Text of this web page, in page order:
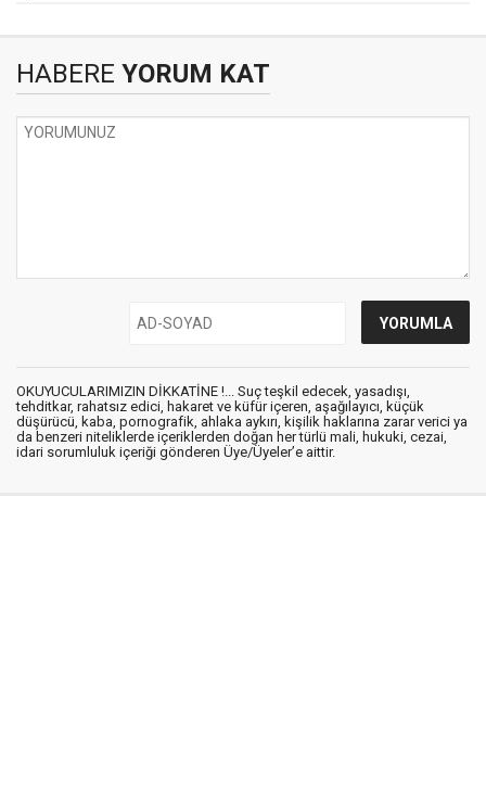
HABERE YORUM KAT
OKUYUCULARIMIZIN DİKKATİNE !... Suç teşkil edecek, yasadışı,
tehditkar, rahatsız edici, hakaret ve küfür içeren, aşağılayıcı, küçük
düşürücü, kaba, pornografik, ahlaka aykırı, kişilik haklarına zarar verici ya
da benzeri niteliklerde içeriklerden doğan her türlü mali, hukuki, cezai,
idari sorumluluk içeriği gönderen Üye/Üyeler’e aittir.